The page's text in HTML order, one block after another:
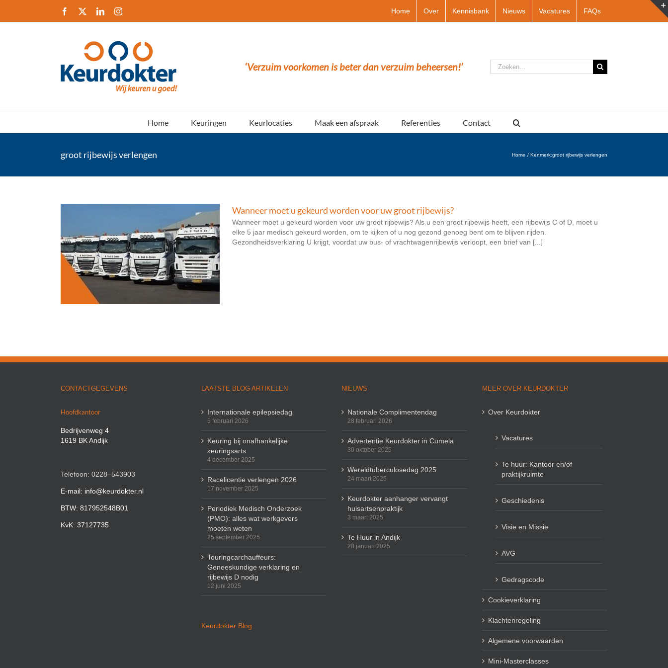
inhoud
Facebook LinkedInInstagram Home Over Kennisbank Nieuws Vacatures FAQs
‘Verzuim voorkomen is beter dan verzuim beheersen!’
Zoeken
naar:
Home Keuringen Keurlocaties Maak een afspraak Referenties Contact
groot rijbewijs verlengen Home Kenmerk:groot rijbewijs verlengen
Wanneer moet u gekeurd worden voor uw groot rijbewijs?
Wanneer moet u gekeurd worden voor uw groot rijbewijs? Als u een groot rijbewijs heeft, een rijbewijs C of D, moet u
elke 5 jaar medisch gekeurd worden, om te kijken of u nog gezond genoeg bent om te blijven rijden.
Gezondheidsverklaring U krijgt, voordat uw bus- of vrachtwagenrijbewijs verloopt, een brief van [...]
CONTACTGEGEVENS
Hoofdkantoor
Bedrijvenweg 4
1619 BK Andijk
Telefoon: 0228–543903
E-mail: info@keurdokter.nl
BTW: 817952548B01
KvK: 37127735
LAATSTE BLOG ARTIKELEN
Internationale epilepsiedag
5 februari 2026
Keuring bij onafhankelijke
keuringsarts
4 december 2025
Racelicentie verlengen 2026
17 november 2025
Periodiek Medisch Onderzoek
(PMO): alles wat werkgevers
moeten weten
25 september 2025
Touringcarchauffeurs:
Geneeskundige verklaring en
rijbewijs D nodig
12 juni 2025
Keurdokter Blog
NIEUWS
Nationale Complimentendag
28 februari 2026
Advertentie Keurdokter in Cumela
30 oktober 2025
Wereldtuberculosedag 2025
24 maart 2025
Keurdokter aanhanger vervangt
huisartsenpraktijk
3 maart 2025
Te Huur in Andijk
20 januari 2025
MEER OVER KEURDOKTER
Over Keurdokter
Vacatures
Te huur: Kantoor en/of
praktijkruimte
Geschiedenis
Visie en Missie
AVG
Gedragscode
Cookieverklaring
Klachtenregeling
Algemene voorwaarden
Mini-Masterclasses